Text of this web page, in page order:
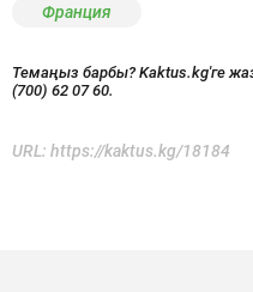
Франция
Темаңыз барбы? Kaktus.kg'ге
(700) 62 07 60.
URL: https://kaktus.kg/18184